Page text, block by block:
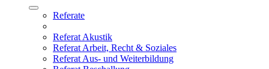
Referate
Referat Akustik
Referat Arbeit, Recht & Soziales
Referat Aus- und Weiterbildung